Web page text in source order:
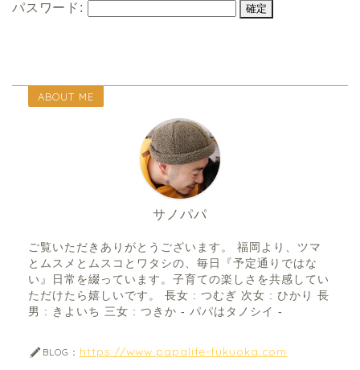
パスワード:
ABOUT ME
サノパパ
ご覧いただきありがとうございます。 福岡より、ツマ
とムスメとムスコとワタシの、毎日『予定通りではな
い』日常を綴っています。子育ての楽しさを共感してい
ただけたら嬉しいです。 長女 : つむぎ 次女 : ひかり 長
男 : きよいち 三女 : つきか - パパはタノシイ -
BLOG： https://www.papalife-fukuoka.com